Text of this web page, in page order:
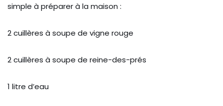
simple à préparer à la maison :
2 cuillères à soupe de vigne rouge
2 cuillères à soupe de reine-des-prés
1 litre d’eau